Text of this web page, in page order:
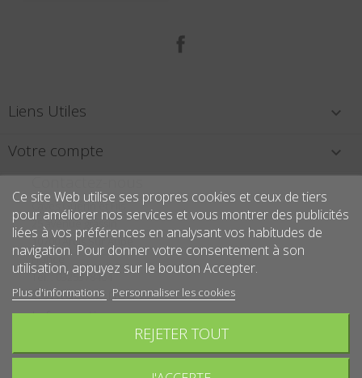
Liens Utiles 
Votre compte 
Contactez-nous
Caves Guérin et Fils
25 avenue grassin
10700 Arcis Sur Aube
France
Tél. : 0325378464
Contactez-nous
Informations
Écrivez-nous :contact@caves-guerin.fr
Ce site Web utilise ses propres cookies et ceux de tiers
pour améliorer nos services et vous montrer des publicités
liées à vos préférences en analysant vos habitudes de
navigation. Pour donner votre consentement à son
utilisation, appuyez sur le bouton Accepter.
Plus d'informations Personnaliser les cookies
REJETER TOUT